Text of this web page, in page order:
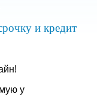
и кредит
у